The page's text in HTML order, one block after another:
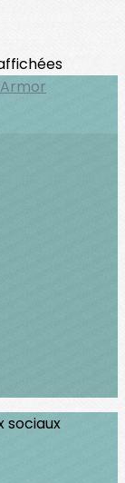
sociaux